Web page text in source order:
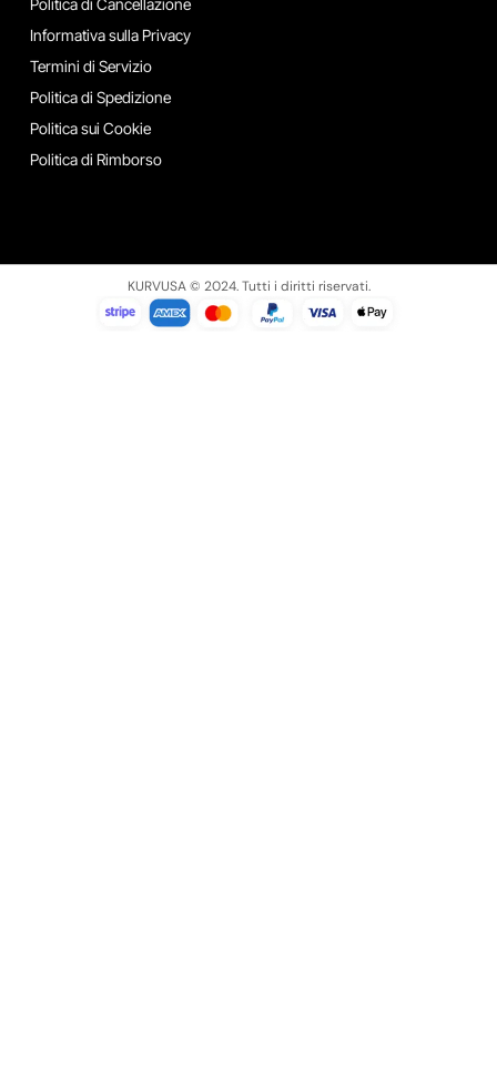
Politica di Cancellazione
Informativa sulla Privacy
Termini di Servizio
Politica di Spedizione
Politica sui Cookie
Politica di Rimborso
KURVUSA © 2024. Tutti i diritti riservati.